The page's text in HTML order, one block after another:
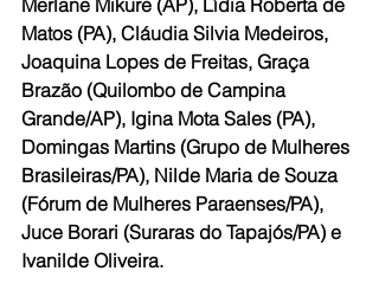
Matos (PA), Cláudia Silvia Medeiros,
Joaquina Lopes de Freitas, Graça
Brazão (Quilombo de Campina
Grande/AP), Igina Mota Sales (PA),
Domingas Martins (Grupo de Mulheres
Brasileiras/PA), Nilde Maria de Souza
(Fórum de Mulheres Paraenses/PA),
Juce Borari (Suraras do Tapajós/PA) e
Ivanilde Oliveira.